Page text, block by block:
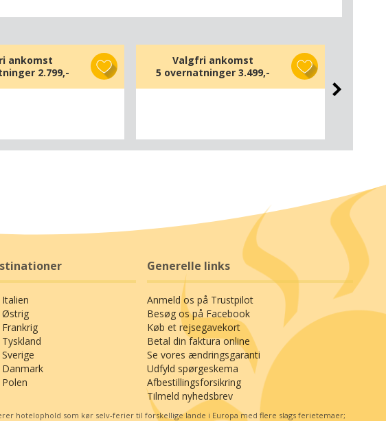
ankomst
2.799,-
Valgfri ankomst
5 overnatninger 3.499,-
Østrig
Generelle links
Anmeld os på Trustpilot
Besøg os på Facebook
Køb et rejsegavekort
Betal din faktura online
Se vores ændringsgaranti
Udfyld spørgeskema
Afbestillingsforsikring
Tilmeld nyhedsbrev
hotelophold som kør selv-ferier til forskellige lande i Europa med flere slags ferietemaer;